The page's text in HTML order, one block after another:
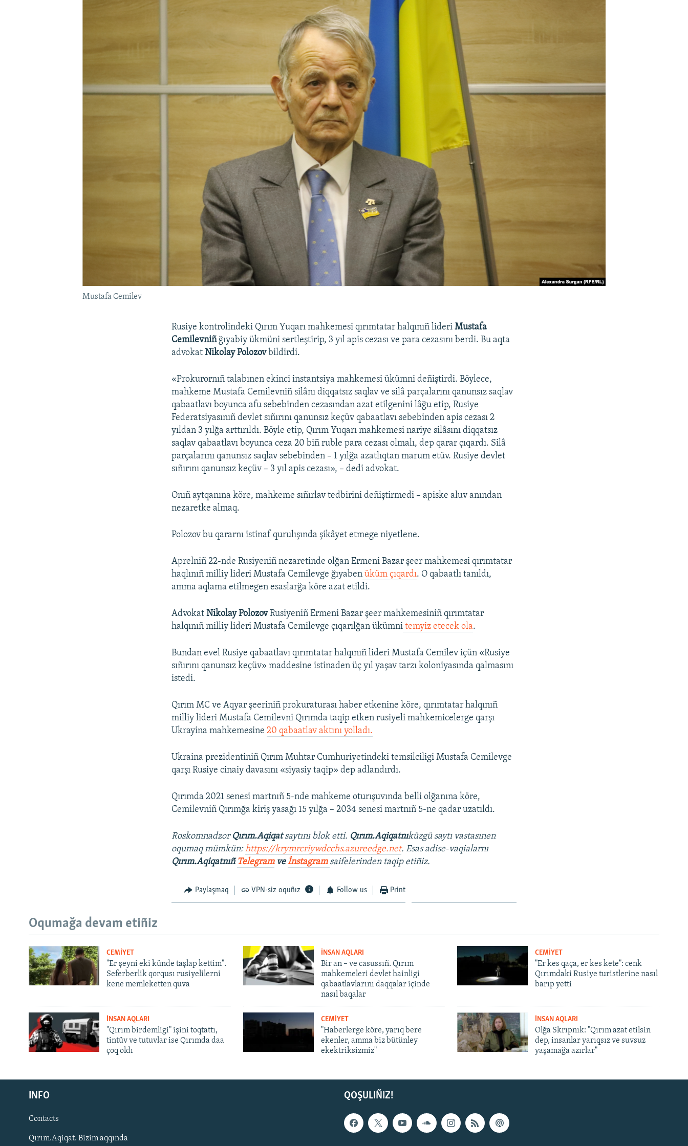
Русский
Українською
QOŞULIÑIZ!
Mustafa Cemilev
Rusiye kontrolindeki Qırım Yuqarı mahkemesi qırımtatar halqınıñ lideriMustafa
Cemilevniñğıyabiy ükmüni sertleştirip, 3 yıl apis cezası ve para cezasını berdi. Bu aqta
advokatNikolay Polozov bildirdi.
«Prokurornıñ talabınen ekinci instantsiya mahkemesi ükümni deñiştirdi. Böylece,
mahkeme Mustafa Cemilevniñ silânı diqqatsız saqlav ve silâ parçalarını qanunsız saqlav
qabaatlavı boyunca afu sebebinden cezasından azat etilgenini lâğu etip, Rusiye
Federatsiyasınıñ devlet sıñırını qanunsız keçüv qabaatlavı sebebinden apis cezası 2
yıldan 3 yılğa arttırıldı. Böyle etip, Qırım Yuqarı mahkemesi nariye silâsını diqqatsız
saqlav qabaatlavı boyunca ceza 20 biñ ruble para cezası olmalı, dep qarar çıqardı. Silâ
parçalarını qanunsız saqlav sebebinden – 1 yılğa azatlıqtan marum etüv. Rusiye devlet
sıñırını qanunsız keçüv – 3 yıl apis cezası», – dedi advokat.
Onıñ aytqanına köre, mahkeme sıñırlav tedbirini deñiştirmedi – apiske aluv anından
nezaretke almaq.
Polozov bu qararnı istinaf qurulışında şikâyet etmege niyetlene.
Aprelniñ 22-nde Rusiyeniñ nezaretinde olğan Ermeni Bazar şeer mahkemesi qırımtatar
haqlınıñ milliy lideri Mustafa Cemilevge ğıyaben üküm çıqardı. O qabaatlı tanıldı,
amma aqlama etilmegen esaslarğa köre azat etildi.
AdvokatNikolay PolozovRusiyeniñ Ermeni Bazar şeer mahkemesiniñ qırımtatar
halqınıñ milliy lideri Mustafa Cemilevge çıqarılğan ükümni temyiz etecek ola.
Bundan evel Rusiye qabaatlavı qırımtatar halqınıñ lideri Mustafa Cemilev içün «Rusiye
sıñırını qanunsız keçüv» maddesine istinaden üç yıl yaşav tarzı koloniyasında qalmasını
istedi.
Qırım MC ve Aqyar şeeriniñ prokuraturası haber etkenine köre, qırımtatar halqınıñ
milliy lideri Mustafa Cemilevni Qırımda taqip etken rusiyeli mahkemicelerge qarşı
Ukrayina mahkemesine20 qabaatlav aktını yolladı.
Ukraina prezidentiniñ Qırım Muhtar Cumhuriyetindeki temsilciligi Mustafa Cemilevge
qarşı Rusiye cinaiy davasını «siyasiy taqip» dep adlandırdı.
Qırımda 2021 senesi martnıñ 5-nde mahkeme oturışuvında belli olğanına köre,
Cemilevniñ Qırımğa kiriş yasağı 15 yılğa – 2034 senesi martnıñ 5-ne qadar uzatıldı.
Roskomnadzor Qırım.Aqiqatsaytını blok etti. Qırım.Aqiqatnıküzgü saytı vastasınen
oqumaq mümkün:https://krymrcriywdcchs.azureedge.net. Esas adise-vaqialarnı
Qırım.AqiqatnıñTelegramveİnstagram saifelerinden taqip etiñiz.
Paylaşmaq VPN-siz oquñız Follow us Print
Oqumağa devam etiñiz
CEMİYET
"Er şeyni eki künde taşlap kettim".
Seferberlik qorqusı rusiyelilerni
kene memleketten quva
İNSAN AQLARI
Bir an – ve casussıñ. Qırım
mahkemeleri devlet hainligi
qabaatlavlarını daqqalar içinde
nasıl baqalar
CEMİYET
"Er kes qaça, er kes kete": cenk
Qırımdaki Rusiye turistlerine nasıl
barıp yetti
İNSAN AQLARI
"Qırım birdemligi" işini toqtattı,
tintüv ve tutuvlar ise Qırımda daa
çoq oldı
CEMİYET
"Haberlerge köre, yarıq bere
ekenler, amma biz bütünley
ekektriksizmiz"
İNSAN AQLARI
Olğa Skrıpnık: "Qırım azat etilsin
dep, insanlar yarıqsız ve suvsuz
yaşamağa azırlar"
QOŞULIÑIZ!
INFO
Contacts
Qırım.Aqiqat. Bizim aqqında